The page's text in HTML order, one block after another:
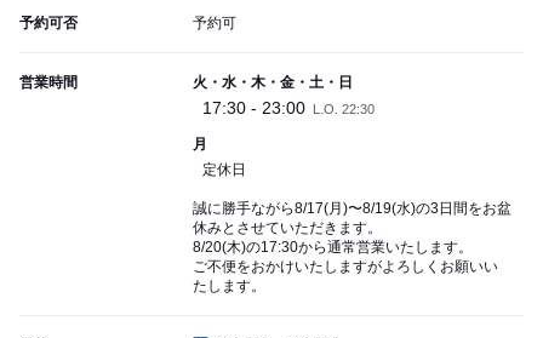
予約可否 予約可
営業時間 火・水・木・金・土・日
17:30 - 23:00 L.O. 22:30
月
定休日
誠に勝手ながら8/17(月)〜8/19(水)の3日間をお盆
休みとさせていただきます。
8/20(木)の17:30から通常営業いたします。
ご不便をおかけいたしますがよろしくお願いい
たします。